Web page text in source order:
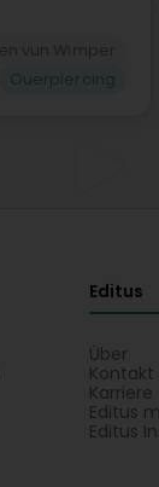
Editus
Über
Kontakt
Karriere
Editus
Editus